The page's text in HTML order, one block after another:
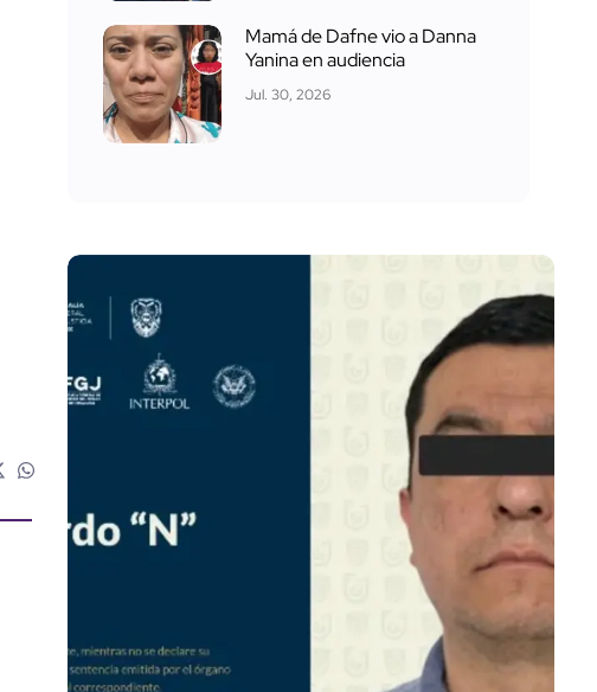
Mamá de Dafne vio a Danna
Yanina en audiencia
Jul. 30, 2026